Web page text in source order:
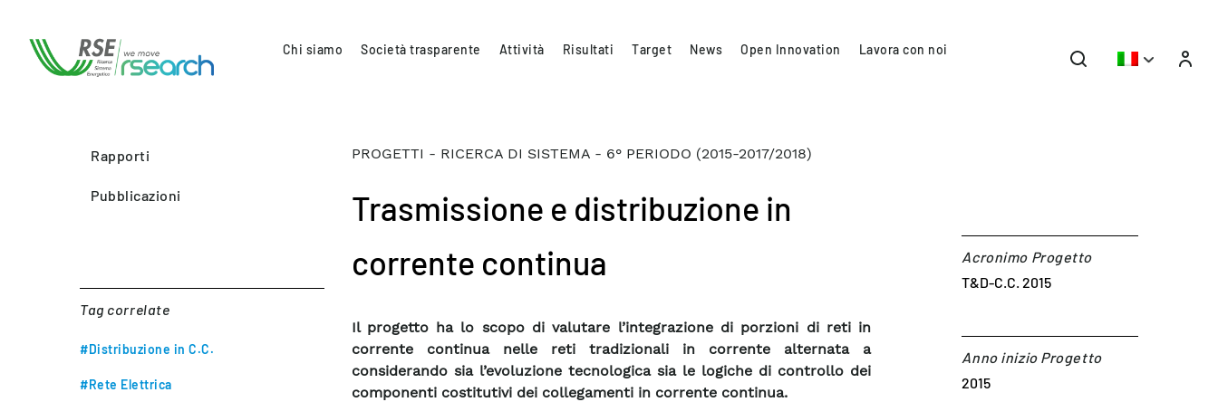
Chi siamo Società trasparente Attività Risultati Target News Open Innovation Lavora con noi
Rapporti
Pubblicazioni
Tag correlate
#Distribuzione in C.C.
#Rete Elettrica
PROGETTI - RICERCA DI SISTEMA - 6° PERIODO (2015-2017/2018)
Trasmissione e distribuzione in
corrente continua
Il progetto ha lo scopo di valutare l’integrazione di porzioni di reti in
corrente continua nelle reti tradizionali in corrente alternata a
considerando sia l’evoluzione tecnologica sia le logiche di controllo dei
componenti costitutivi dei collegamenti in corrente continua.
Acronimo Progetto
T&D-C.C. 2015
Anno inizio Progetto
2015